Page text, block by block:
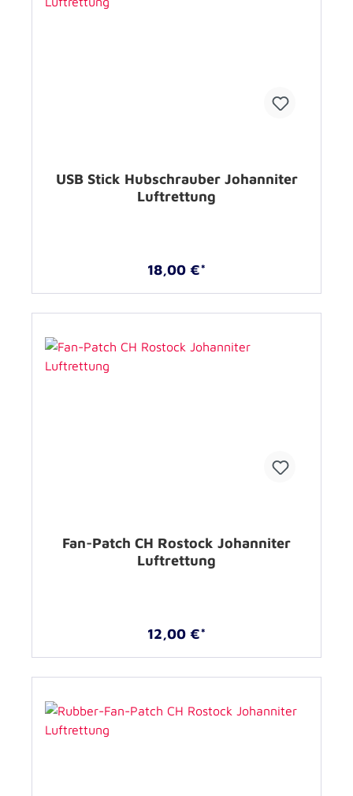
USB Stick Hubschrauber Johanniter
Luftrettung
18,00 €*
Fan-Patch CH Rostock Johanniter
Luftrettung
12,00 €*